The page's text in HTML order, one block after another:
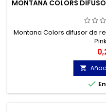
MONTANA COLORS
Montana Colors difusor de

